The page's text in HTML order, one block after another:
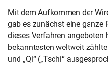
Mit dem Aufkommen der
gab es zunächst eine ganze
dieses Verfahren angeboten
bekanntesten weltweit
und „Qi“ („Tschi“